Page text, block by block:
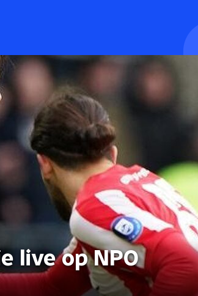
live op NPO